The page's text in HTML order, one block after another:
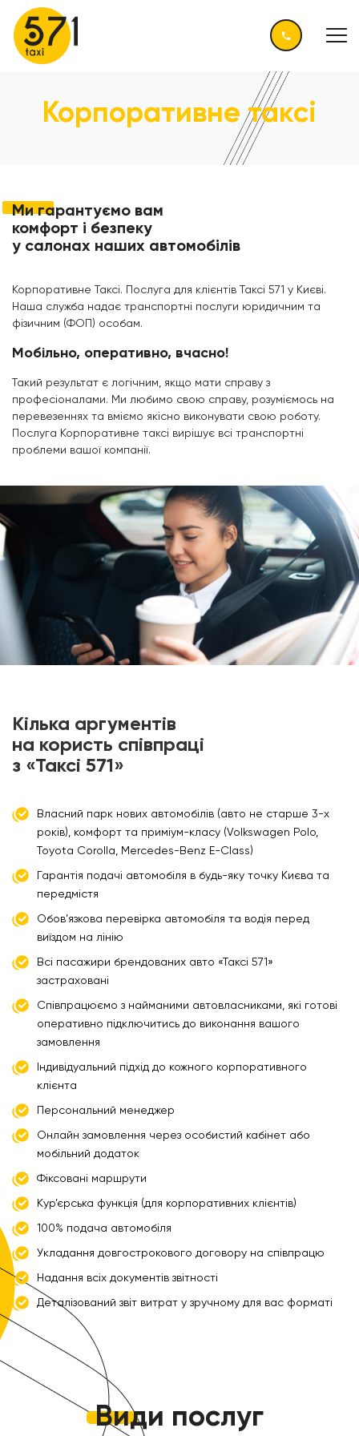
Корпоративне таксі
Ми гарантуємо вам
комфорт і безпеку
у салонах наших автомобілів
Корпоративне Таксі. Послуга для клієнтів Таксі 571 у Києві.
Наша служба надає транспортні послуги юридичним та
фізичним (ФОП) особам.
Мобільно, оперативно, вчасно!
Такий результат є логічним, якщо мати справу з
професіоналами. Ми любимо свою справу, розуміємось на
перевезеннях та вміємо якісно виконувати свою роботу.
Послуга Корпоративне таксі вирішує всі транспортні
проблеми вашої компанії.
Кілька аргументів
на користь співпраці
з «Таксі 571»
Власний парк нових автомобілів (авто не старше 3-х
років), комфорт та приміум-класу (Volkswagen Polo,
Toyota Corolla, Mercedes-Benz E-Class)
Гарантія подачі автомобіля в будь-яку точку Києва та
передмістя
Обов’язкова перевірка автомобіля та водія перед
виїздом на лінію
Всі пасажири брендованих авто «Таксі 571»
застраховані
Співпрацюємо з найманими автовласниками, які готові
оперативно підключитись до виконання вашого
замовлення
Індивідуальний підхід до кожного корпоративного
клієнта
Персональний менеджер
Онлайн замовлення через особистий кабінет або
мобільний додаток
Фіксовані маршрути
Кур’єрська функція (для корпоративних клієнтів)
100% подача автомобіля
Укладання довгострокового договору на співпрацю
Надання всіх документів звітності
Деталізований звіт витрат у зручному для вас форматі
Види послуг